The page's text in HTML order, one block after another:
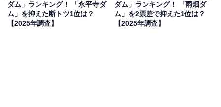
も非常に高い。『銀山平』や紅葉の名所として観光客も
多い」（70代男性／群馬県）、「秘境感のある只見エリ
ダム」ランキング！ 「永平寺ダ
ム」を抑えた断トツ1位は？
【2025年調査】
ダム」ランキング！ 「雨畑ダ
ム」を2票差で抑えた1位は？
【2025年調査】